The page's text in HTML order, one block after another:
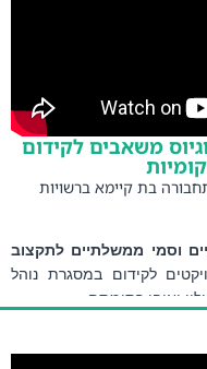
משאבים לקידום
בת קיימא ברשויות
גורמים ממשלתיים וסמי ממשלתיים לתקצוב
רתימתם
מידע תומכים